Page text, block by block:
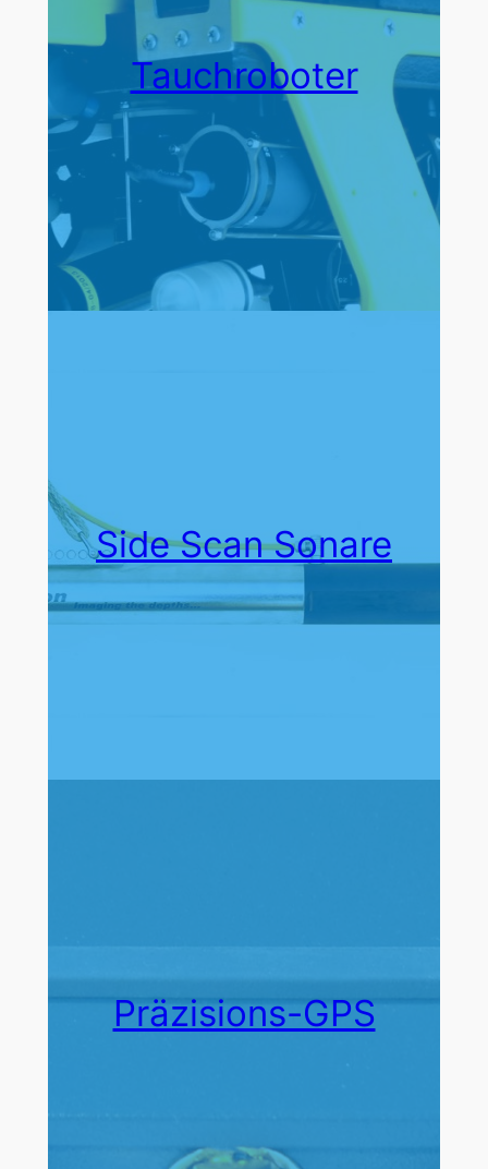
Tauchroboter
Side Scan Sonare
Präzisions-GPS